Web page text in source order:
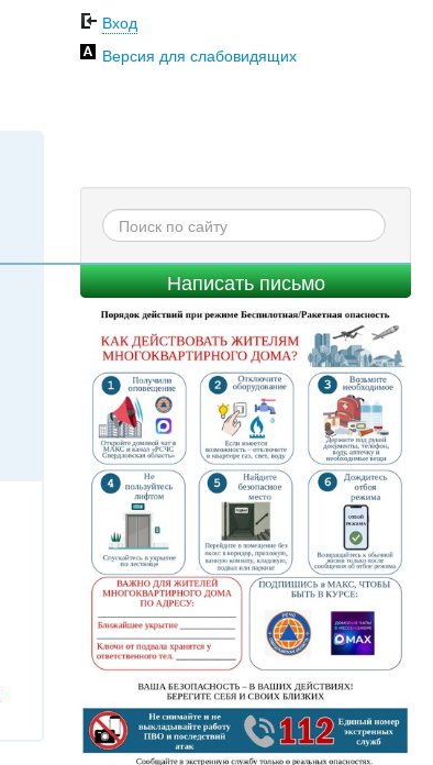
Вход
Версия для слабовидящих
Написать письмо